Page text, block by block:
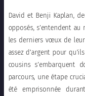
David et Benji Kaplan,
opposés, s’entendent
les derniers vœux de
assez d’argent pour
cousins s’embarquent
parcours, une étape
été emprisonnée